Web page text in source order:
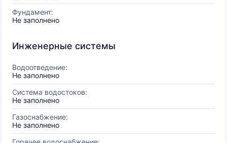
Фундамент:
Не заполнено
Инженерные системы
Водоотведение:
Не заполнено
Система водостоков:
Не заполнено
Газоснабжение:
Не заполнено